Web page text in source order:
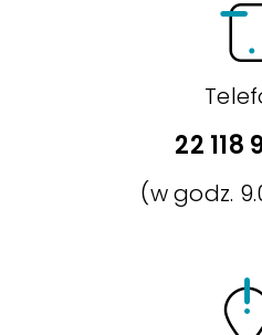
22 118
(w godz.